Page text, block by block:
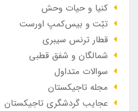
کنیا و حیات وحش
تبّت و بیس‌کمپ اورست
قطار ترنس سیبری
شمالگان و شفق قطبی
سوالات متداول
مجله تاجیکستان
عجایب گردشگری تاجیکستان